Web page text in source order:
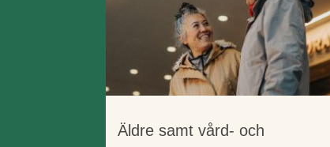
Äldre samt vård- och